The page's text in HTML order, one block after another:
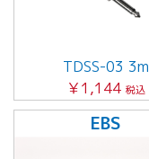
TDSS-03 3m
￥1,144 税込
EBS